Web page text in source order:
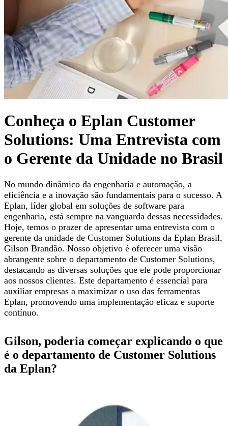
Conheça o Eplan Customer
Solutions: Uma Entrevista com
o Gerente da Unidade no Brasil
No mundo dinâmico da engenharia e automação, a
eficiência e a inovação são fundamentais para o sucesso. A
Eplan, líder global em soluções de software para
engenharia, está sempre na vanguarda dessas necessidades.
Hoje, temos o prazer de apresentar uma entrevista com o
gerente da unidade de Customer Solutions da Eplan Brasil,
Gilson Brandão. Nosso objetivo é oferecer uma visão
abrangente sobre o departamento de Customer Solutions,
destacando as diversas soluções que ele pode proporcionar
aos nossos clientes. Este departamento é essencial para
auxiliar empresas a maximizar o uso das ferramentas
Eplan, promovendo uma implementação eficaz e suporte
contínuo.
Gilson, poderia começar explicando o que
é o departamento de Customer Solutions
da Eplan?